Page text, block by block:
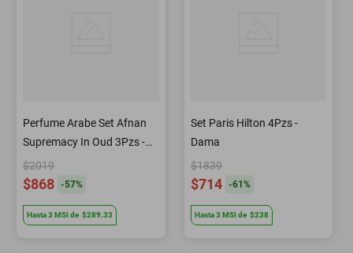
Perfume Arabe Set Afnan
Supremacy In Oud 3Pzs -
Caballero
$2019
$868 -57%
Hasta3 MSIde $289.33
Set Paris Hilton 4Pzs -
Dama
$1839
$714 -61 %
Hasta3 MSIde $238